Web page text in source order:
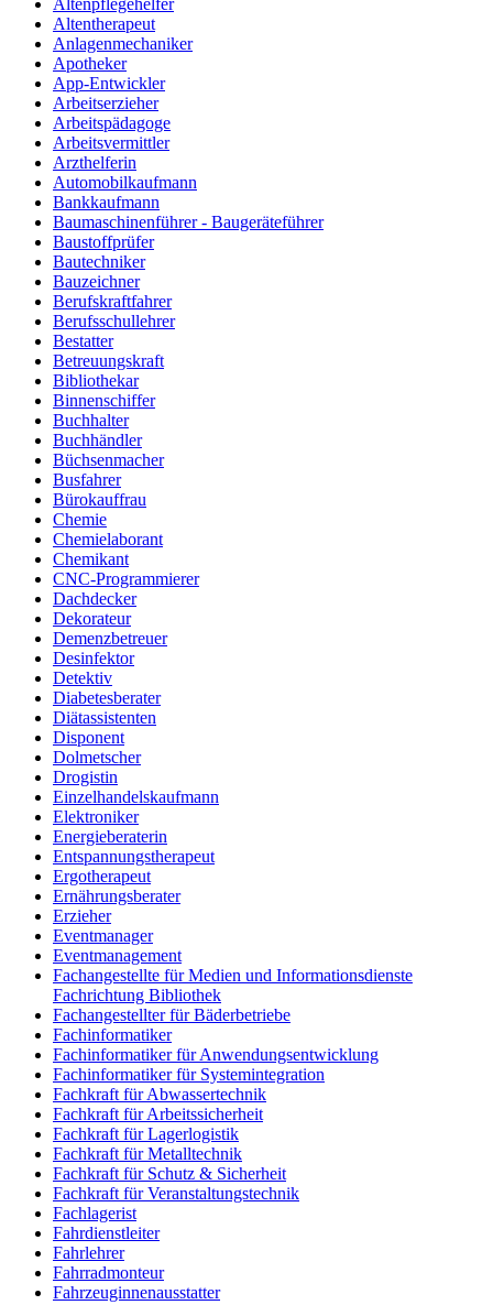
Altentherapeut
Anlagenmechaniker
Apotheker
App-Entwickler
Arbeitserzieher
Arbeitspädagoge
Arbeitsvermittler
Arzthelferin
Automobilkaufmann
Bankkaufmann
Baumaschinenführer - Baugeräteführer
Baustoffprüfer
Bautechniker
Bauzeichner
Berufskraftfahrer
Berufsschullehrer
Bestatter
Betreuungskraft
Bibliothekar
Binnenschiffer
Buchhalter
Buchhändler
Büchsenmacher
Busfahrer
Bürokauffrau
Chemie
Chemielaborant
Chemikant
CNC-Programmierer
Dachdecker
Dekorateur
Demenzbetreuer
Desinfektor
Detektiv
Diabetesberater
Diätassistenten
Disponent
Dolmetscher
Drogistin
Einzelhandelskaufmann
Elektroniker
Energieberaterin
Entspannungstherapeut
Ergotherapeut
Ernährungsberater
Erzieher
Eventmanager
Eventmanagement
Fachangestellte für Medien und Informationsdienste
Fachrichtung Bibliothek
Fachangestellter für Bäderbetriebe
Fachinformatiker
Fachinformatiker für Anwendungsentwicklung
Fachinformatiker für Systemintegration
Fachkraft für Abwassertechnik
Fachkraft für Arbeitssicherheit
Fachkraft für Lagerlogistik
Fachkraft für Metalltechnik
Fachkraft für Schutz & Sicherheit
Fachkraft für Veranstaltungstechnik
Fachlagerist
Fahrdienstleiter
Fahrlehrer
Fahrradmonteur
Fahrzeuginnenausstatter